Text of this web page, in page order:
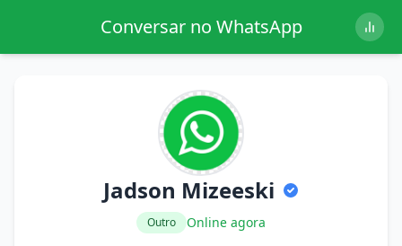
Conversar no WhatsApp
Jadson Mizeeski
Outro Online agora